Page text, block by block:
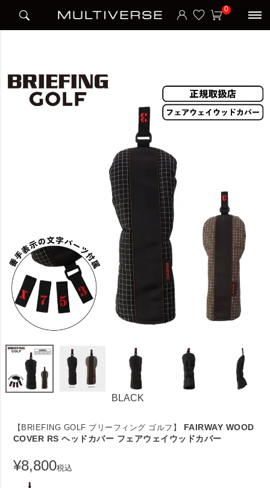
0
FAIRWAY WOOD COVER RS ヘッドカバー フェアウェイウッドカバー
BLACK
【BRIEFING GOLF ブリーフィング ゴルフ】
FAIRWAY WOOD
COVER RS ヘッドカバー フェアウェイウッドカバー
¥8,800税込